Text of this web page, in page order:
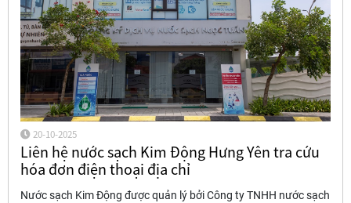
20-10-2025
Liên hệ nước sạch Kim Động Hưng Yên tra cứu
hóa đơn điện thoại địa chỉ
Nước sạch Kim Động được quản lý bởi Công ty TNHH nước sạch